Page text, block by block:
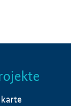
Info